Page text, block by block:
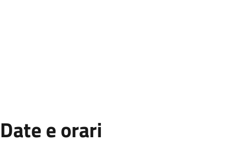
Date e orari